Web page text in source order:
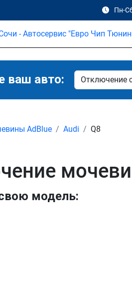
Пн-
ваш авто:
AdBlue Audi Q8
модель: